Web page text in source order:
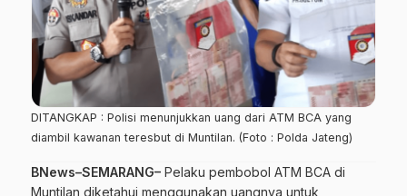
DITANGKAP : Polisi menunjukkan uang dari ATM BCA yang
diambil kawanan teresbut di Muntilan. (Foto : Polda Jateng)
BNews–SEMARANG– Pelaku pembobol ATM BCA di
Muntilan diketahui menggunakan uangnya untuk